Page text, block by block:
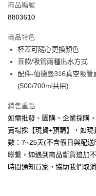
信用卡分期付款
合作金庫商業銀行
華南商業銀行
上海商業儲蓄銀行
國泰世華商業銀行
臺灣中小企業銀行
聯邦商業銀行
元大商業銀行
台新國際商業銀行
台灣樂天信用卡公司
6 期 0 利率 每期
華南商業銀行
上海商業儲蓄銀行
國泰世華商業銀行
匯豐（台灣）商業銀行
聯邦商業銀行
元大商業銀行
玉山商業銀行
台新國際商業銀行
台灣樂天信用卡公司
12 期 0 利率 每期NT$20
合作金庫商業銀行
上海商業儲蓄銀行
國泰世華商業銀行
臺灣中小企業銀行
匯豐（台灣）商業銀行
聯邦商業銀行
元大商業銀行
玉山商業銀行
台新國際商業銀行
超商取貨付款
LINE Pay
Apple Pay
街口支付
悠遊付
全盈+PAY
商品編號
8803610
商品特色
杯蓋可隨心更換顏色
直飲/吸管兩種出水方式
配件-仙德曼316真空吸管
(500/700ml共用)
銷售重點
如需批發、團購、企業採購
賣場採【現貨+預購】，如
數：7~25天(不含假日與配
聯繫，如遇到商品斷貨追加
時間通知買家，協助我們取